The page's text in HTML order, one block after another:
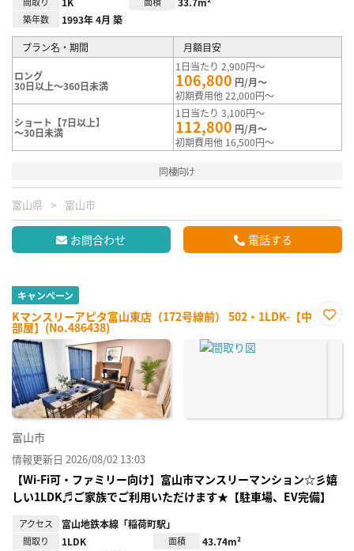
築年数 1993年 4月 築
プラン名・期間 月額目安
ロング
30日以上～360日未満
1日当たり 2,900円～
106,800 円/月～
初期費用他 22,000円～
ショート【7日以上】
～30日未満
1日当たり 3,100円～
112,800 円/月～
初期費用他 16,500円～
同棲向け
富山県 富山市
お問合わせ 電話する
キャンペーン
Kマンスリーアピタ富山東店（172号線前） 502・1LDK-【中
部屋】(No.486438)
に入
富山市
情報更新日 2026/08/02 13:03
【Wi-Fi可・ファミリー向け】富山市マンスリーマンション☆彡嬉
しい1LDK♬ご家族でご利用いただけます★【駐車場、EV完備】
アクセス 富山地鉄本線「稲荷町駅」
間取り 1LDK 面積 43.74m²